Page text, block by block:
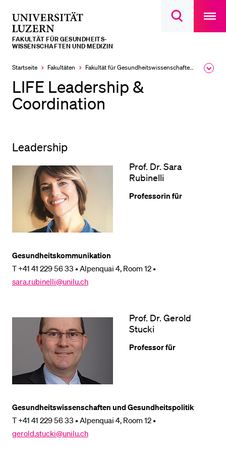
Suchdialog
main
FAKULTÄT FÜR GESUNDHEITS­­
WISSENSCHAFTEN UND MEDIZIN
Startseite Fakultäten Fakultät für Gesundheits­­wissenschaften und Medizin
LIFE Leadership &
Coordination
Leadership
Prof. Dr. Sara
Rubinelli
Professorin für
Gesundheitskommunikation
T +41 41 229 56 33 • Alpenquai 4, Room 12 •
sara.rubinelli@unilu.ch
Prof. Dr. Gerold
Stucki
Professor für
Gesundheitswissenschaften und Gesundheitspolitik
T +41 41 229 56 33 • Alpenquai 4, Room 12 •
gerold.stucki@unilu.ch
LETZTE SUCHEN
Sie haben noch keine Suche getätigt.
DIE UNI FÜR…
Schulklassen und Lehrpersonen
Studien­interessierte
Mitarbeitende
Alumni
Stellensuchende
Förderer
Medien
BELIEBTE INHALTE
Vorlesungsverzeichnis
Menuplan Mensa
Anmeldung und Zulassung